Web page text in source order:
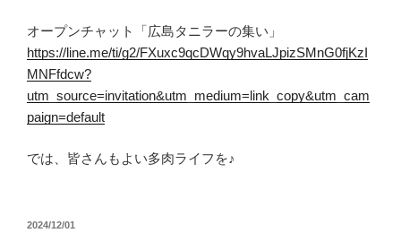
オープンチャット「広島タニラーの集い」
https://line.me/ti/g2/FXuxc9qcDWqy9hvaLJpizSMnG0fjKzI
MNFfdcw?
utm_source=invitation&utm_medium=link_copy&utm_cam
paign=default
では、皆さんもよい多肉ライフを♪
投
2024/12/01